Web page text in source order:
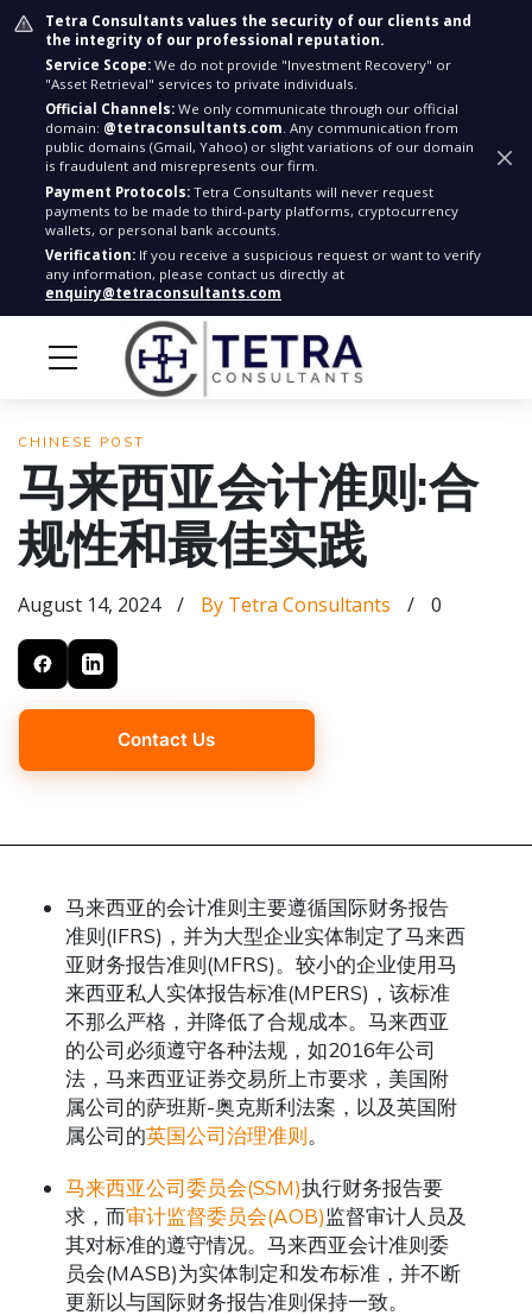
Tetra Consultants values the security of our clients and
the integrity of our professional reputation.
Service Scope: We do not provide "Investment Recovery" or
"Asset Retrieval" services to private individuals.
Official Channels: We only communicate through our official
domain: @tetraconsultants.com. Any communication from
public domains (Gmail, Yahoo) or slight variations of our domain
is fraudulent and misrepresents our firm.
Payment Protocols: Tetra Consultants will never request
payments to be made to third-party platforms, cryptocurrency
wallets, or personal bank accounts.
Verification: If you receive a suspicious request or want to verify
any information, please contact us directly at
enquiry@tetraconsultants.com
CHINESE POST
马来西亚会计准则:合
规性和最佳实践
August 14, 2024 / By Tetra Consultants / 0
Contact Us
马来西亚的会计准则主要遵循国际财务报告
准则(IFRS)，并为大型企业实体制定了马来西
亚财务报告准则(MFRS)。较小的企业使用马
来西亚私人实体报告标准(MPERS)，该标准
不那么严格，并降低了合规成本。马来西亚
的公司必须遵守各种法规，如2016年公司
法，马来西亚证券交易所上市要求，美国附
属公司的萨班斯-奥克斯利法案，以及英国附
属公司的英国公司治理准则。
马来西亚公司委员会(SSM)执行财务报告要
求，而审计监督委员会(AOB)监督审计人员及
其对标准的遵守情况。马来西亚会计准则委
员会(MASB)为实体制定和发布标准，并不断
更新以与国际财务报告准则保持一致。